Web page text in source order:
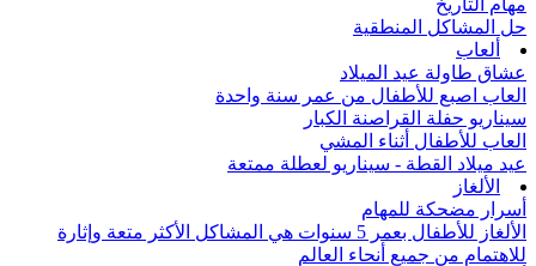
مهام التاريخ
حل المشاكل المنطقية
ألعاب
عشاق طاولة عيد الميلاد
العاب اصبع للأطفال من عمر سنة واحدة
سيناريو حفلة القراصنة الكبار
العاب للأطفال أثناء المشي
عيد ميلاد القطة - سيناريو لعطلة ممتعة
الألغاز
أسرار مضحكة للمهام
الألغاز للأطفال بعمر 5 سنوات هي المشاكل الأكثر متعة وإثارة
للاهتمام من جميع أنحاء العالم